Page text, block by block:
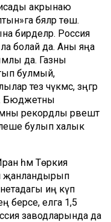
акрынаю
бәяләр төшә.
бирделәр. Россия
болай да. Аны яңа
да. Газны
булмый,
тез чүкмәсә, зәңгәр
Бюджетны
рекордлы рәвештә
булып халык
һәм Төркия
җанландырып
иң күп
берсе, елга 1,5
заводларында да